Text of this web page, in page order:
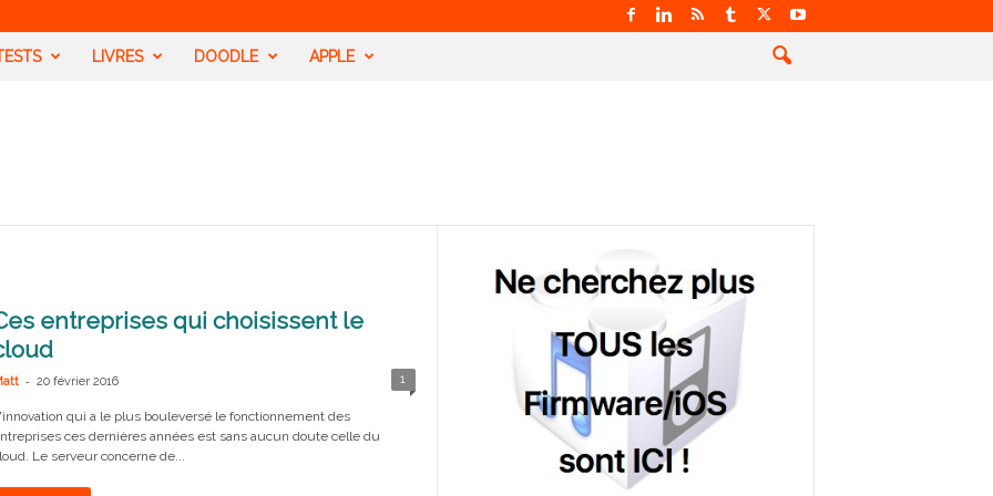
LIVRES DOODLE APPLE
entreprises qui choisissent le
- 20 février 2016 1
qui a le plus bouleversé le fonctionnement des
ces dernières années est sans aucun doute celle du
Le serveur concerne de...